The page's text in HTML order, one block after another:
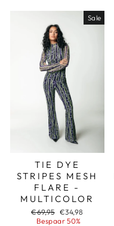
Sale
TIE DYE
STRIPES MESH
FLARE -
MULTICOLOR
Adviesprijs
€69,95 Aanbiedingsprijs
€34,98
Bespaar 50%